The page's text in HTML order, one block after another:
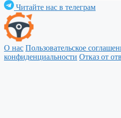
Читайте нас в телеграм
О нас Пользовательское
конфиденциальности Отказ от